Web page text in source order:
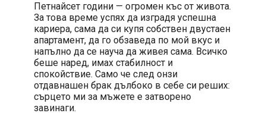
Петнайсет години — огромен къс от живота.
За това време успях да изградя успешна
кариера, сама да си купя собствен двустаен
апартамент, да го обзаведа по мой вкус и
напълно да се науча да живея сама. Всичко
беше наред, имах стабилност и
спокойствие. Само че след онзи
отдавнашен брак дълбоко в себе си реших:
сърцето ми за мъжете е затворено
завинаги.